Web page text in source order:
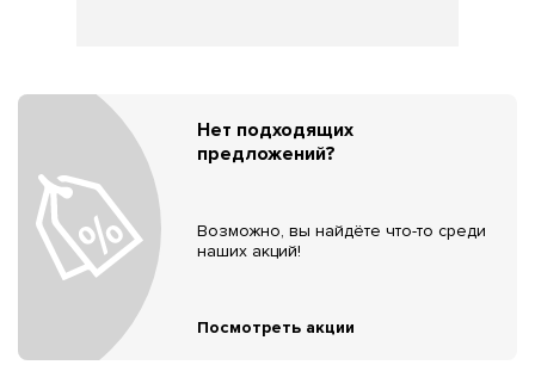
Нет подходящих
предложений?
Возможно, вы найдёте что-то среди
наших акций!
Посмотреть акции